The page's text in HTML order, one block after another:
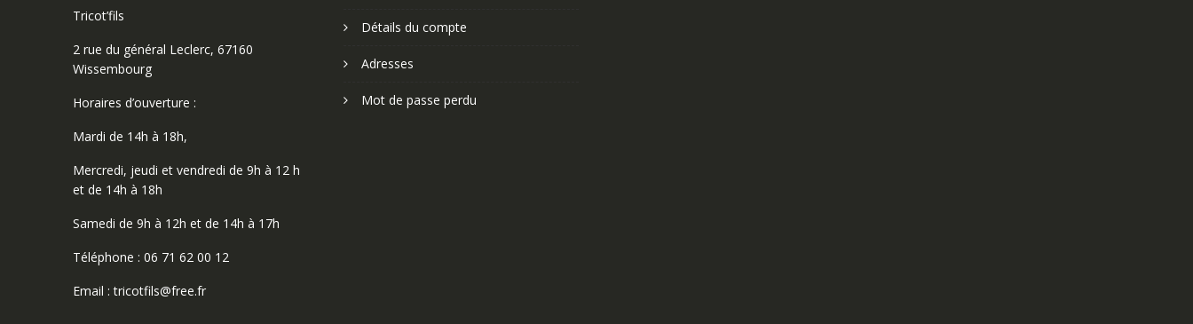
Tricot’fils
2 rue du général Leclerc, 67160
Wissembourg
Horaires d’ouverture :
Mardi de 14h à 18h,
Mercredi, jeudi et vendredi de 9h à 12 h
et de 14h à 18h
Samedi de 9h à 12h et de 14h à 17h
Téléphone : 06 71 62 00 12
Email : tricotfils@free.fr
Détails du compte
Adresses
Mot de passe perdu